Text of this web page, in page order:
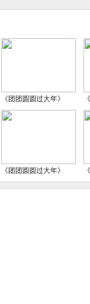
《团团圆圆过大年》
《团团圆圆过大年》